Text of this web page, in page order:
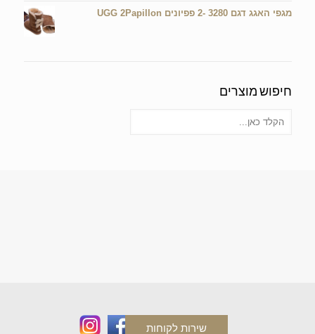
מגפי האגג דגם 3280 -2 פפיונים UGG 2Papillon
חיפוש מוצרים
שירות לקוחות